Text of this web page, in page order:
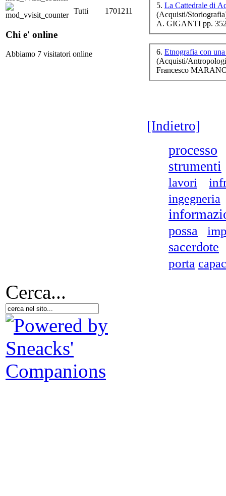
Il
Tutti
1701211
Chi e' online
Abbiamo 7 visitatori online
5. La Cattedrale di
(Acquisti/
A. GIGANTI pp.
6. Etnografia con
(Acquisti/
Francesco
[Indietro]
processo
strumenti
lavori
ingegneria
possa
sacerdote
porta
Cerca...